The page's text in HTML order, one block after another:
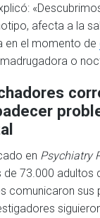
afecta a la
en el momento de
o
en Psychiatry
73.000 adultos
comunicaron sus